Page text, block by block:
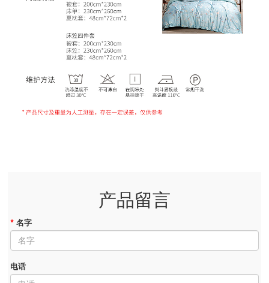
产品留言
* 名字
电话